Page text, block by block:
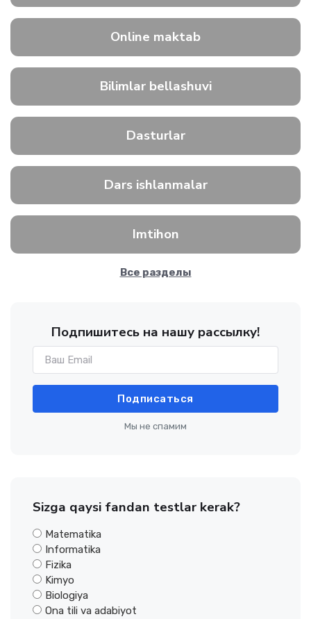
Online maktab
Bilimlar bellashuvi
Dasturlar
Dars ishlanmalar
Imtihon
Все разделы
Подпишитесь на нашу рассылку!
Подписаться
Мы не спамим
Sizga qaysi fandan testlar kerak?
Matematika
Informatika
Fizika
Kimyo
Biologiya
Ona tili va adabiyot